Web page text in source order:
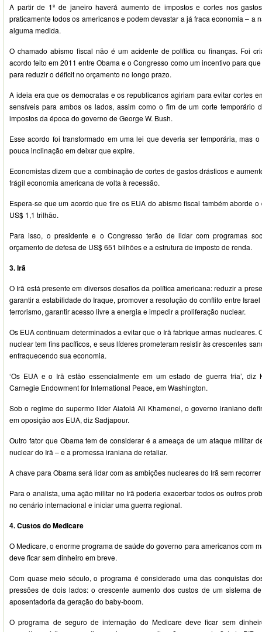
A partir de 1º de janeiro haverá aumento de impostos e cortes nos
praticamente todos os americanos e podem devastar a já fraca economia – a
alguma medida.
O chamado abismo fiscal não é um acidente de política ou finanças. Foi
acordo feito em 2011 entre Obama e o Congresso como um incentivo para
para reduzir o déficit no orçamento no longo prazo.
A ideia era que os democratas e os republicanos agiriam para evitar cortes
sensíveis para ambos os lados, assim como o fim de um corte temporário
impostos da época do governo de George W. Bush.
Esse acordo foi transformado em uma lei que deveria ser temporária, mas
pouca inclinação em deixar que expire.
Economistas dizem que a combinação de cortes de gastos drásticos e
frágil economia americana de volta à recessão.
Espera-se que um acordo que tire os EUA do abismo fiscal também aborde
US$ 1,1 trilhão.
Para isso, o presidente e o Congresso terão de lidar com programas
orçamento de defesa de US$ 651 bilhões e a estrutura de imposto de renda.
3. Irã
O Irã está presente em diversos desafios da política americana: reduzir a
garantir a estabilidade do Iraque, promover a resolução do conflito entre
terrorismo, garantir acesso livre a energia e impedir a proliferação nuclear.
Os EUA continuam determinados a evitar que o Irã fabrique armas nucleares.
nuclear tem fins pacíficos, e seus líderes prometeram resistir às crescentes
enfraquecendo sua economia.
‘Os EUA e o Irã estão essencialmente em um estado de guerra fria’, diz
Carnegie Endowment for International Peace, em Washington.
Sob o regime do supermo líder Aiatolá Ali Khamenei, o governo iraniano
em oposição aos EUA, diz Sadjapour.
Outro fator que Obama tem de considerar é a ameaça de um ataque militar
nuclear do Irã – e a promessa iraniana de retaliar.
A chave para Obama será lidar com as ambições nucleares do Irã sem
Para o analista, uma ação militar no Irã poderia exacerbar todos os outros
no cenário internacional e iniciar uma guerra regional.
4. Custos do Medicare
O Medicare, o enorme programa de saúde do governo para americanos com
deve ficar sem dinheiro em breve.
Com quase meio século, o programa é considerado uma das conquistas
pressões de dois lados: o crescente aumento dos custos de um sistema
aposentadoria da geração do baby-boom.
O programa de seguro de internação do Medicare deve ficar sem